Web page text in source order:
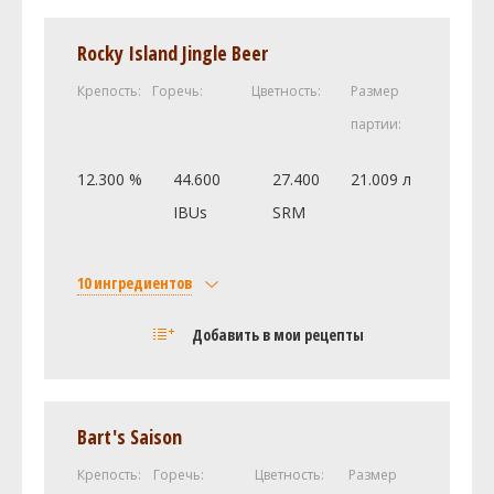
Добавить в мои рецепты
Rocky Island Jingle Beer
Крепость: Горечь: Цветность:
Размер
партии:
12.300 %
44.600
IBUs
27.400
SRM
21.009 л
10 ингредиентов
Castle Malting Pale Ale
Brown Sugar, Dark (50.0 SRM)
Castle Malting - Chocolate 900
0.3 кг
Bart's Saison
Крепость: Горечь: Цветность:
Размер